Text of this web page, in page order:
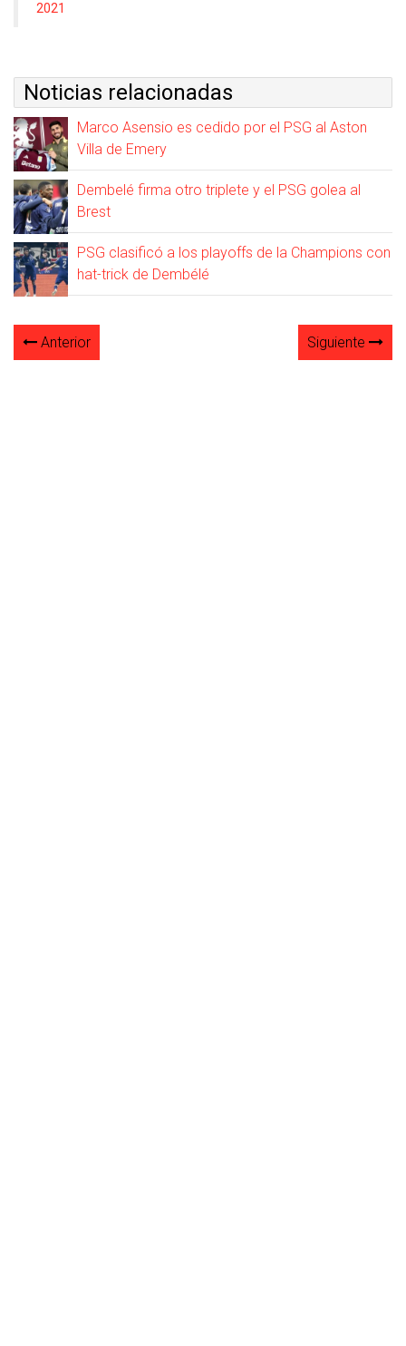
2021
Noticias relacionadas
Marco Asensio es cedido por el PSG al Aston
Villa de Emery
Dembelé firma otro triplete y el PSG golea al
Brest
PSG clasificó a los playoffs de la Champions con
hat-trick de Dembélé
Anterior Siguiente